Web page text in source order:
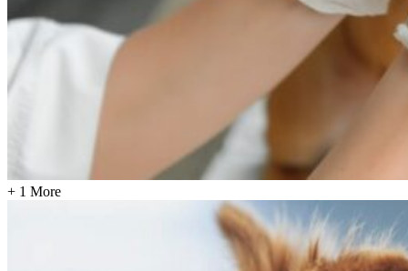
+ 1 More